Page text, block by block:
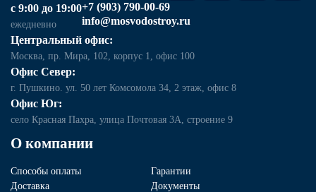
О компании
Способы оплаты
Гарантии
Доставка
Документы
с 9:00 до 19:00
ежедневно
+7 (903) 790-00-69
info@mosvodostroy.ru
Центральный офис:
Москва, пр. Мира, 102, корпус 1, офис 100
Офис Север:
г. Пушкино. ул. 50 лет Комсомола 34, 2 этаж, офис 8
Офис Юг:
село Красная Пахра, улица Почтовая 3А, строение 9